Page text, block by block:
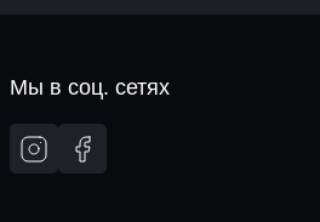
Мы в соц. сетях